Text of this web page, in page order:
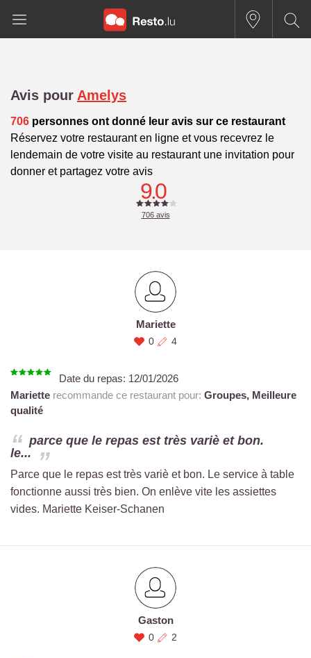
Avis pour Amelys
706 personnes ont donné leur avis sur ce restaurant
Réservez votre restaurant en ligne et vous recevrez le
lendemain de votre visite au restaurant une invitation pour
donner et partagez votre avis
9.0
706avis
Mariette
0 4
Date du repas: 12/01/2026
Mariette recommande ce restaurant pour: Groupes, Meilleure
qualité
parce que le repas est très variè et bon.
le...
Parce que le repas est très variè et bon. Le service à table
fonctionne aussi très bien. On enlève vite les assiettes
vides. Mariette Keiser-Schanen
Gaston
0 2